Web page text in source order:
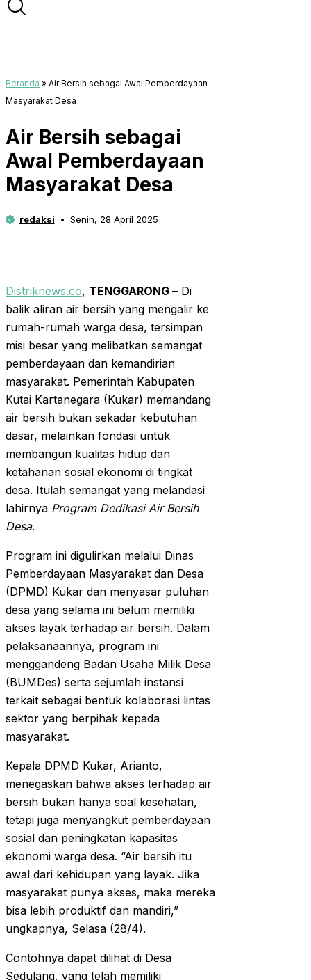
Beranda » Air Bersih sebagai Awal Pemberdayaan
Masyarakat Desa
Air Bersih sebagai
Awal Pemberdayaan
Masyarakat Desa
redaksi Senin, 28 April 2025
Distriknews.co, TENGGARONG – Di
balik aliran air bersih yang mengalir ke
rumah-rumah warga desa, tersimpan
misi besar yang melibatkan semangat
pemberdayaan dan kemandirian
masyarakat. Pemerintah Kabupaten
Kutai Kartanegara (Kukar) memandang
air bersih bukan sekadar kebutuhan
dasar, melainkan fondasi untuk
membangun kualitas hidup dan
ketahanan sosial ekonomi di tingkat
desa. Itulah semangat yang melandasi
lahirnya Program Dedikasi Air Bersih
Desa.
Program ini digulirkan melalui Dinas
Pemberdayaan Masyarakat dan Desa
(DPMD) Kukar dan menyasar puluhan
desa yang selama ini belum memiliki
akses layak terhadap air bersih. Dalam
pelaksanaannya, program ini
menggandeng Badan Usaha Milik Desa
(BUMDes) serta sejumlah instansi
terkait sebagai bentuk kolaborasi lintas
sektor yang berpihak kepada
masyarakat.
Kepala DPMD Kukar, Arianto,
menegaskan bahwa akses terhadap air
bersih bukan hanya soal kesehatan,
tetapi juga menyangkut pemberdayaan
sosial dan peningkatan kapasitas
ekonomi warga desa. “Air bersih itu
awal dari kehidupan yang layak. Jika
masyarakat punya akses, maka mereka
bisa lebih produktif dan mandiri,”
ungkapnya, Selasa (28/4).
Contohnya dapat dilihat di Desa
Sedulang, yang telah memiliki